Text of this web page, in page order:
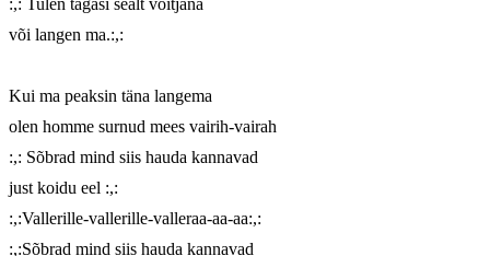
:,: Tulen tagasi sealt võitjana
või langen ma.:,:
Kui ma peaksin täna langema
olen homme surnud mees vairih-vairah
:,: Sõbrad mind siis hauda kannavad
just koidu eel :,:
:,:Vallerille-vallerille-valleraa-aa-aa:,:
:,:Sõbrad mind siis hauda kannavad